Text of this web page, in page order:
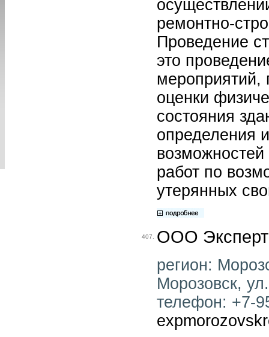
ремонтно-
Проведение
это
мероприятий,
оценки
состояния
определения
возможностей
работ по
утерянных
407. ООО
регион:
Морозовск,
телефон: +7-